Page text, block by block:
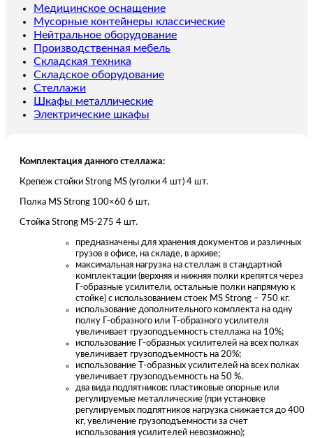
140
кг/
полку)
275х100х60/6
(6
полок)
разобранный
Медицинское оснащение
Мусорные контейнеры классические
Нейтральное оборудование
Производственная мебель
Складская техника
Складское оборудование
Стеллажи
Шкафы металлические
Электрические шкафы
Комплектация данного стеллажа:
Крепеж стойки Strong MS (уголки 4 шт) 4 шт.
Полка MS Strong 100×60 6 шт.
Стойка Strong MS-275 4 шт.
предназначены для хранения документов и различных
грузов в офисе, на складе, в архиве;
максимальная нагрузка на стеллаж в стандартной
комплектации (верхняя и нижняя полки крепятся через
Г-образные усилители, остальные полки напрямую к
стойке) с использованием стоек MS Strong – 750 кг.
использование дополнительного комплекта на одну
полку Г-образного или Т-образного усилителя
увеличивает грузоподъемность стеллажа на 10%;
использование Г-образных усилителей на всех полках
увеличивает грузоподъемность на 20%;
использование Т-образных усилителей на всех полках
увеличивает грузоподъемность на 50 %.
два вида подпятников: пластиковые опорные или
регулируемые металлические (при установке
регулируемых подпятников нагрузка снижается до 400
кг, увеличение грузоподъемности за счет
использования усилителей невозможно);